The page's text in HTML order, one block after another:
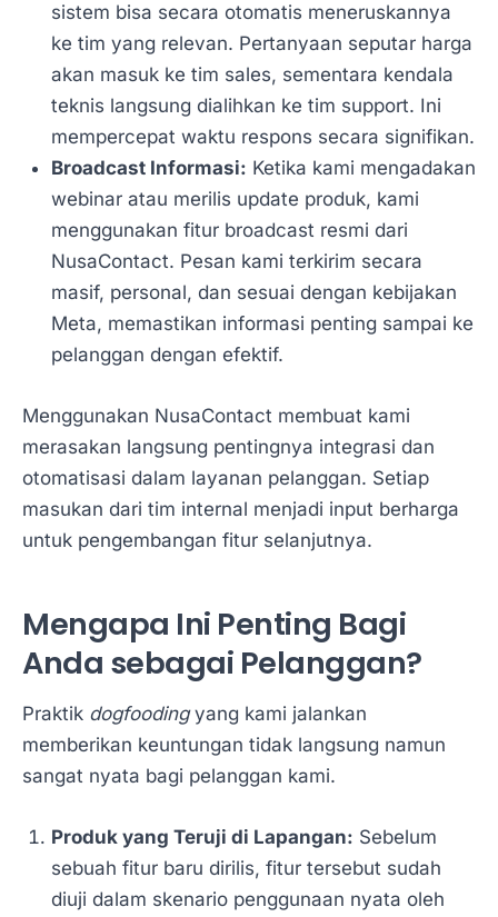
sistem bisa secara otomatis meneruskannya
ke tim yang relevan. Pertanyaan seputar harga
akan masuk ke tim sales, sementara kendala
teknis langsung dialihkan ke tim support. Ini
mempercepat waktu respons secara signifikan.
Broadcast Informasi: Ketika kami mengadakan
webinar atau merilis update produk, kami
menggunakan fitur broadcast resmi dari
NusaContact. Pesan kami terkirim secara
masif, personal, dan sesuai dengan kebijakan
Meta, memastikan informasi penting sampai ke
pelanggan dengan efektif.
Menggunakan NusaContact membuat kami
merasakan langsung pentingnya integrasi dan
otomatisasi dalam layanan pelanggan. Setiap
masukan dari tim internal menjadi input berharga
untuk pengembangan fitur selanjutnya.
Mengapa Ini Penting Bagi
Anda sebagai Pelanggan?
Praktik dogfoodingyang kami jalankan
memberikan keuntungan tidak langsung namun
sangat nyata bagi pelanggan kami.
Produk yang Teruji di Lapangan: Sebelum
sebuah fitur baru dirilis, fitur tersebut sudah
diuji dalam skenario penggunaan nyata oleh